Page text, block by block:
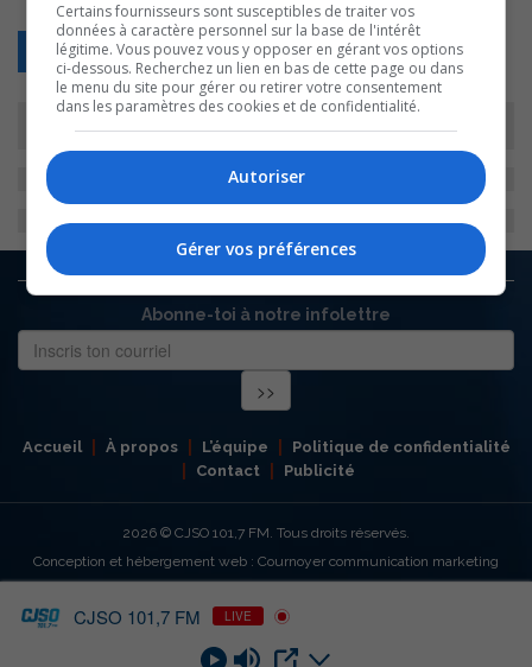
Retour
Abonne-toi à notre infolettre
Accueil À propos L’équipe
Politique de confidentialité
Contact
Publicité
2026 © CJSO 101,7 FM. Tous droits réservés.
Conception et hébergement web : Cournoyer communication marketing
CJSO 101,7 FM LIVE
Certains fournisseurs sont susceptibles de traiter vos
données à caractère personnel sur la base de l'intérêt
légitime. Vous pouvez vous y opposer en gérant vos options
ci-dessous. Recherchez un lien en bas de cette page ou dans
le menu du site pour gérer ou retirer votre consentement
dans les paramètres des cookies et de confidentialité.
Autoriser
Gérer vos préférences